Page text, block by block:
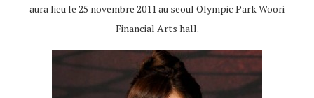
aura lieu le 25 novembre 2011 au seoul Olympic Park Woori
Financial Arts hall.